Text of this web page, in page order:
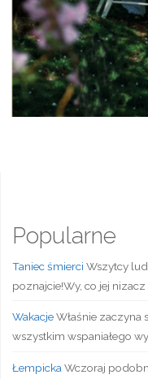
Popularne
Taniec śmierci Wszytcy
poznajcie!Wy, co jej nizacz
Wakacje Właśnie zaczyna
wszystkim wspaniałego
Łempicka Wczoraj